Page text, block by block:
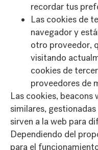
recordar tus
Las cookies de
navegador y
otro proveedor,
visitando
cookies de
proveedores de
Las cookies,
similares,
sirven a la web para
Dependiendo del
para el